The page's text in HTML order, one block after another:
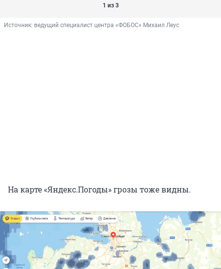
1 из 3
Источник: ведущий специалист центра «ФОБОС» Михаил Леус
На карте «Яндекс.Погоды» грозы тоже видны.